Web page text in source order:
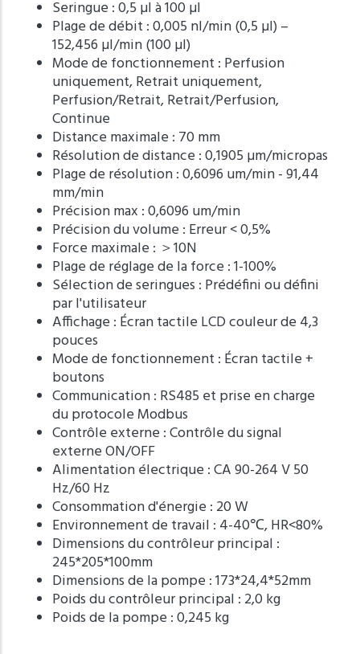
Seringue : 0,5 µl à 100 µl
Plage de débit : 0,005 nl/min (0,5 µl) –
152,456 µl/min (100 µl)
Mode de fonctionnement : Perfusion
uniquement, Retrait uniquement,
Perfusion/Retrait, Retrait/Perfusion,
Continue
Distance maximale : 70 mm
Résolution de distance : 0,1905 µm/micropas
Plage de résolution : 0,6096 um/min - 91,44
mm/min
Précision max : 0,6096 um/min
Précision du volume : Erreur < 0,5%
Force maximale : ＞10N
Plage de réglage de la force : 1-100%
Sélection de seringues : Prédéfini ou défini
par l'utilisateur
Affichage : Écran tactile LCD couleur de 4,3
pouces
Mode de fonctionnement : Écran tactile +
boutons
Communication : RS485 et prise en charge
du protocole Modbus
Contrôle externe : Contrôle du signal
externe ON/OFF
Alimentation électrique : CA 90-264 V 50
Hz/60 Hz
Consommation d'énergie : 20 W
Environnement de travail : 4-40℃, HR<80%
Dimensions du contrôleur principal :
245*205*100mm
Dimensions de la pompe : 173*24,4*52mm
Poids du contrôleur principal : 2,0 kg
Poids de la pompe : 0,245 kg